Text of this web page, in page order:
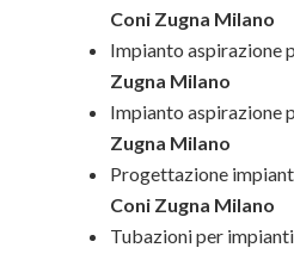
Coni Zugna Milano
Impianto aspirazione
Zugna Milano
Impianto aspirazione
Zugna Milano
Progettazione
Coni Zugna Milano
Tubazioni per